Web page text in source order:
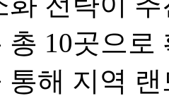
총 10곳으
통해 지역